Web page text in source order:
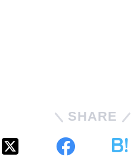
SHARE